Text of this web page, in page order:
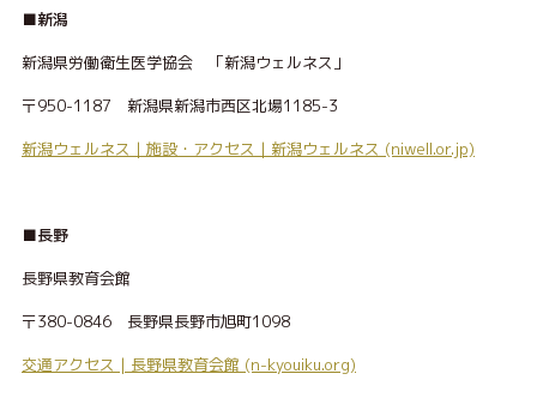
■新潟
新潟県労働衛生医学協会 「新潟ウェルネス」
〒950-1187 新潟県新潟市西区北場1185-3
新潟ウェルネス｜施設・アクセス｜新潟ウェルネス (niwell.or.jp)
■長野
長野県教育会館
〒380-0846 長野県長野市旭町1098
交通アクセス | 長野県教育会館 (n-kyouiku.org)